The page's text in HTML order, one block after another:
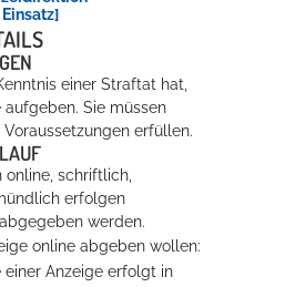
einer Straftat hat,
aufgeben. Sie müssen
erfüllen.
online, schriftlich,
erfolgen
werden.
online abgeben wollen:
einer Anzeige erfolgt in